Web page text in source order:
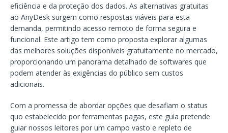
eficiência e da proteção dos dados. As alternativas gratuitas
ao AnyDesk surgem como respostas viáveis para esta
demanda, permitindo acesso remoto de forma segura e
funcional. Este artigo tem como proposta explorar algumas
das melhores soluções disponíveis gratuitamente no mercado,
proporcionando um panorama detalhado de softwares que
podem atender às exigências do público sem custos
adicionais.
Com a promessa de abordar opções que desafiam o status
quo estabelecido por ferramentas pagas, este guia pretende
guiar nossos leitores por um campo vasto e repleto de